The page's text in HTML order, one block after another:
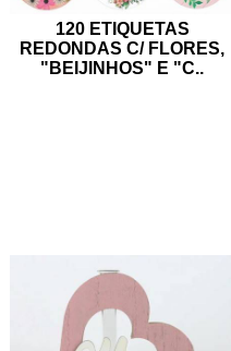
120 ETIQUETAS
REDONDAS C/ FLORES,
"BEIJINHOS" E "C..